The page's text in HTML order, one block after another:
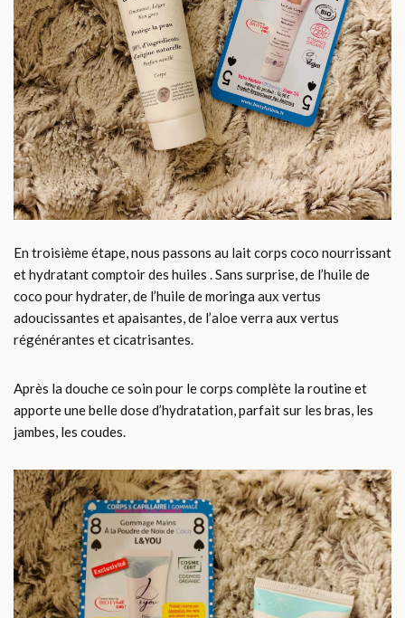
En troisième étape, nous passons au lait corps coco nourrissant
et hydratant comptoir des huiles . Sans surprise, de l’huile de
coco pour hydrater, de l’huile de moringa aux vertus
adoucissantes et apaisantes, de l’aloe verra aux vertus
régénérantes et cicatrisantes.
Après la douche ce soin pour le corps complète la routine et
apporte une belle dose d’hydratation, parfait sur les bras, les
jambes, les coudes.